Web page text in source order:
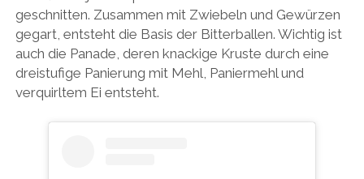
geschnitten. Zusammen mit Zwiebeln und Gewürzen
gegart, entsteht die Basis der Bitterballen. Wichtig ist
auch die Panade, deren knackige Kruste durch eine
dreistufige Panierung mit Mehl, Paniermehl und
verquirltem Ei entsteht.